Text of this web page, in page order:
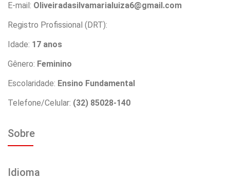
E-mail: Oliveiradasilvamarialuiza6@gmail.com
Registro Profissional (DRT):
Idade: 17 anos
Gênero: Feminino
Escolaridade: Ensino Fundamental
Telefone/Celular: (32) 85028-140
Sobre
Idioma